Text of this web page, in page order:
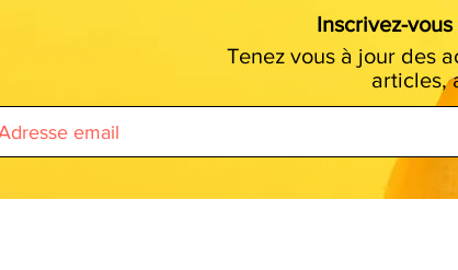
Inscrivez-
Tenez vous à jour des
articles,